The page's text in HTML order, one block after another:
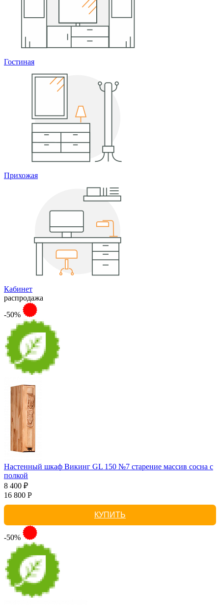
Гостиная
Прихожая
Кабинет
распродажа
-50%
Настенный шкаф Викинг GL 150 №7 старение массив сосна с
полкой
8 400 ₽
16 800 Р
КУПИТЬ
-50%